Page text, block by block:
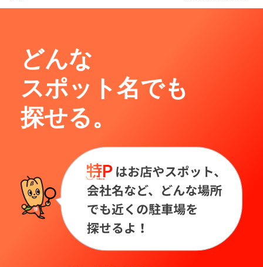
どんな
スポット名でも
探せる。